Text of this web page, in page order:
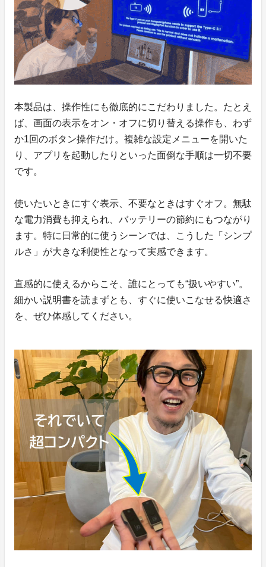
本製品は、操作性にも徹底的にこだわりました。たとえ
ば、画面の表示をオン・オフに切り替える操作も、わず
か1回のボタン操作だけ。複雑な設定メニューを開いた
り、アプリを起動したりといった面倒な手順は一切不要
です。
使いたいときにすぐ表示、不要なときはすぐオフ。無駄
な電力消費も抑えられ、バッテリーの節約にもつながり
ます。特に日常的に使うシーンでは、こうした「シンプ
ルさ」が大きな利便性となって実感できます。
直感的に使えるからこそ、誰にとっても“扱いやすい”。
細かい説明書を読まずとも、すぐに使いこなせる快適さ
を、ぜひ体感してください。